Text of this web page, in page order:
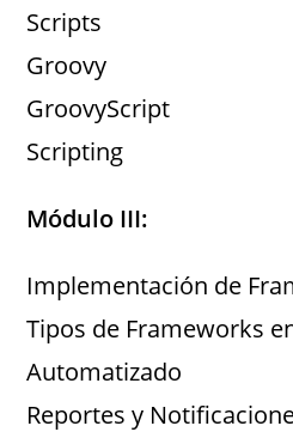
Scripts
Groovy
GroovyScript
Scripting
Módulo III:
Implementación de
Tipos de Frameworks
Automatizado
Reportes y